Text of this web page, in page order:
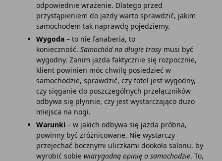
odpowiednie wrażenie. Dlatego przed
przystąpieniem do jazdy warto sprawdzić, jakim
samochodem tak naprawdę pojedziemy.
Wygoda– to nie fanaberia, to
konieczność. Samochód na długie trasymusi być
wygodny. Zanim jazda faktycznie się rozpocznie,
klient powinien móc chwilę posiedzieć w
samochodzie, sprawdzić, czy fotel jest wygodny,
czy sięganie do poszczególnych przełączników
odbywa się płynnie, czy jest wystarczająco dużo
miejsca na nogi.
Warunki– w jakich odbywa się jazda próbna,
powinny być zróżnicowane. Nie wystarczy
przejechać bocznymi uliczkami dookoła salonu, by
wyrobić sobie wiarygodną opinię o samochodzie. To,